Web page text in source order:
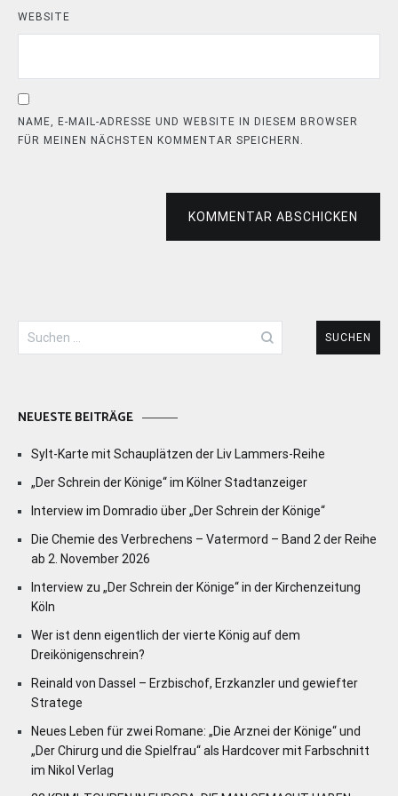
WEBSITE
NAME, E-MAIL-ADRESSE UND WEBSITE IN DIESEM BROWSER
FÜR MEINEN NÄCHSTEN KOMMENTAR SPEICHERN.
KOMMENTAR ABSCHICKEN
Suchen
nach:
NEUESTE BEITRÄGE
Sylt-Karte mit Schauplätzen der Liv Lammers-Reihe
„Der Schrein der Könige“ im Kölner Stadtanzeiger
Interview im Domradio über „Der Schrein der Könige“
Die Chemie des Verbrechens – Vatermord – Band 2 der Reihe
ab 2. November 2026
Interview zu „Der Schrein der Könige“ in der Kirchenzeitung
Köln
Wer ist denn eigentlich der vierte König auf dem
Dreikönigenschrein?
Reinald von Dassel – Erzbischof, Erzkanzler und gewiefter
Stratege
Neues Leben für zwei Romane: „Die Arznei der Könige“ und
„Der Chirurg und die Spielfrau“ als Hardcover mit Farbschnitt
im Nikol Verlag